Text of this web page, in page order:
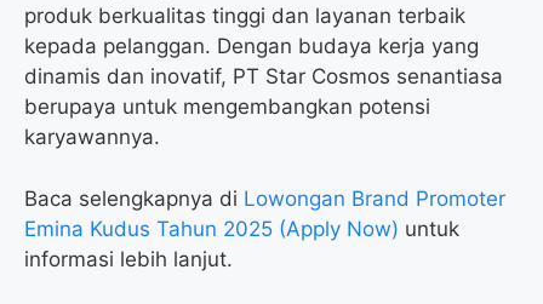
produk berkualitas tinggi dan layanan terbaik
kepada pelanggan. Dengan budaya kerja yang
dinamis dan inovatif, PT Star Cosmos senantiasa
berupaya untuk mengembangkan potensi
karyawannya.
Baca selengkapnya di Lowongan Brand Promoter
Emina Kudus Tahun 2025 (Apply Now) untuk
informasi lebih lanjut.